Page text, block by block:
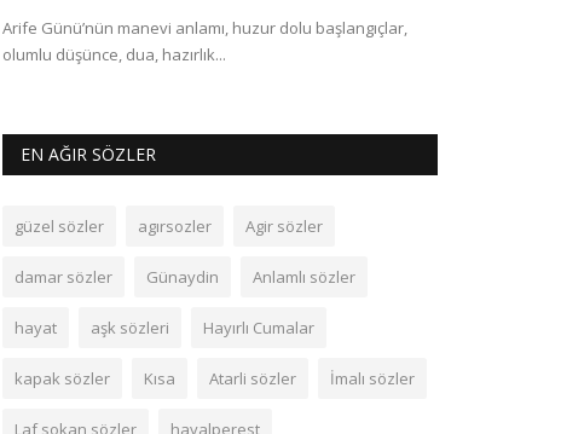
Arife Günü’nün manevi anlamı, huzur dolu başlangıçlar,
olumlu düşünce, dua, hazırlık...
EN AĞIR SÖZLER
güzel sözler agırsozler Agir sözler
damar sözler Günaydin Anlamlı sözler
hayat aşk sözleri Hayırlı Cumalar
kapak sözler Kısa Atarli sözler İmalı sözler
Laf sokan sözler hayalperest